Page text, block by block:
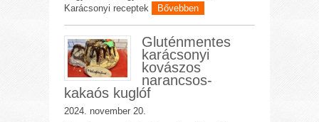
Karácsonyi receptek
Bővebben
Gluténmentes
karácsonyi
kovászos
narancsos-
kakaós kuglóf
2024. november 20.